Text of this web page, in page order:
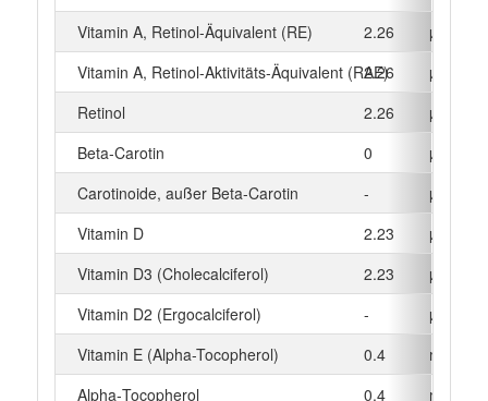
Vitamin A, Retinol-Äquivalent (RE)
2.26
µg
Vitamin A, Retinol-Aktivitäts-Äquivalent (RAE)
2.26
µg
Retinol
2.26
µg
Beta‑Carotin
0
µg
Carotinoide, außer Beta-Carotin
-
µg
Vitamin D
2.23
µg
Vitamin D3 (Cholecalciferol)
2.23
µg
Vitamin D2 (Ergocalciferol)
-
µg
Vitamin E (Alpha-Tocopherol)
0.4
mg
Alpha‑Tocopherol
0.4
mg